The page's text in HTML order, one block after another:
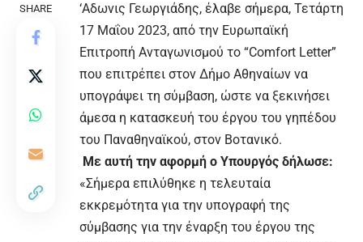
SHARE
‘Αδωνις Γεωργιάδης, έλαβε σήμερα, Τετάρτη
17 Μαΐου 2023, από την Ευρωπαϊκή
Επιτροπή Ανταγωνισμού το “Comfort Letter”
που επιτρέπει στον Δήμο Αθηναίων να
υπογράψει τη σύμβαση, ώστε να ξεκινήσει
άμεσα η κατασκευή του έργου του γηπέδου
του Παναθηναϊκού, στον Βοτανικό.
Με αυτή την αφορμή ο Υπουργός δήλωσε:
«Σήμερα επιλύθηκε η τελευταία
εκκρεμότητα για την υπογραφή της
σύμβασης για την έναρξη του έργου της